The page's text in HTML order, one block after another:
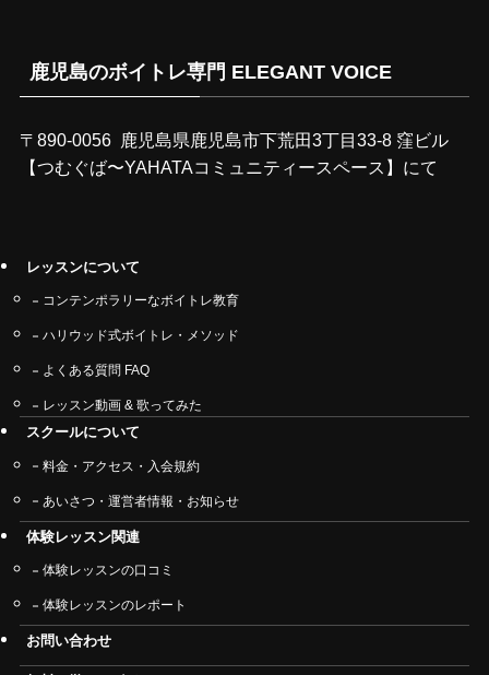
鹿児島のボイトレ専門 ELEGANT VOICE
〒890-0056 鹿児島県鹿児島市下荒田3丁目33-8 窪ビル
【つむぐば〜YAHATAコミュニティースペース】にて
レッスンについて
コンテンポラリーなボイトレ教育
ハリウッド式ボイトレ・メソッド
よくある質問 FAQ
レッスン動画 & 歌ってみた
スクールについて
料金・アクセス・入会規約
あいさつ・運営者情報・お知らせ
体験レッスン関連
体験レッスンの口コミ
体験レッスンのレポート
お問い合わせ